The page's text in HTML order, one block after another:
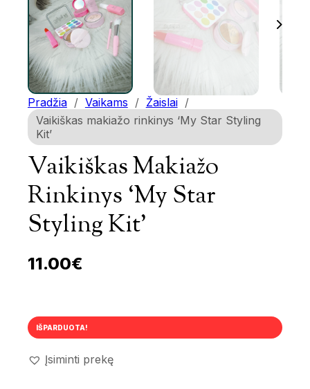
Pradžia / Vaikams / Žaislai /
Vaikiškas makiažo rinkinys ‘My Star Styling
Kit’
Vaikiškas Makiažo
Rinkinys ‘My Star
Styling Kit’
11.00€
IŠPARDUOTA!
Įsiminti prekę